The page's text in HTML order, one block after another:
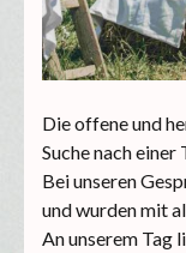
Die offene und
Suche nach
Bei unseren
und wurden mit
An unserem Tag